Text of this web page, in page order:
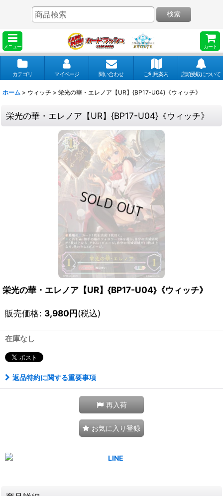
メニュー カート
検索
カテゴリ マイページ 問い合わせ ご利用案内 店頭受取について
ホーム > ウィッチ > 栄光の華・エレノア【UR】{BP17-U04}《ウィッチ》
栄光の華・エレノア【UR】{BP17-U04}《ウィッチ》
栄光の華・エレノア【UR】{BP17-U04}《ウィッチ》
販売価格: 3,980円(税込)
在庫なし
返品特約に関する重要事項
再入荷
お気に入り登録